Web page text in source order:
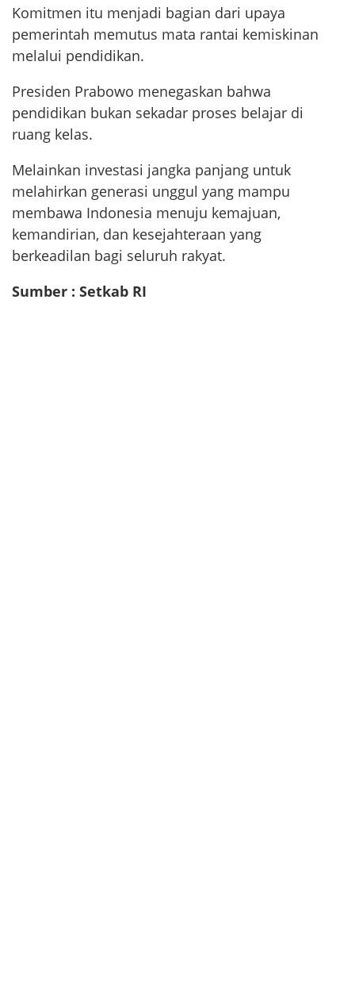
Komitmen itu menjadi bagian dari upaya
pemerintah memutus mata rantai kemiskinan
melalui pendidikan.
Presiden Prabowo menegaskan bahwa
pendidikan bukan sekadar proses belajar di
ruang kelas.
Melainkan investasi jangka panjang untuk
melahirkan generasi unggul yang mampu
membawa Indonesia menuju kemajuan,
kemandirian, dan kesejahteraan yang
berkeadilan bagi seluruh rakyat.
Sumber : Setkab RI